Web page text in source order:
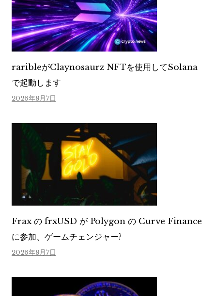
raribleがClaynosaurz NFTを使用してSolana
で起動します
2026年8月7日
Frax の frxUSD が Polygon の Curve Finance
に参加、ゲームチェンジャー?
2026年8月7日